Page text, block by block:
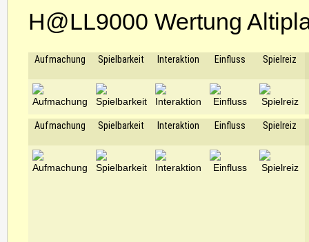
H@LL9000 Wertung
Aufmachung Spielbarkeit Interaktion Einfluss Spielreiz
Aufmachung Spielbarkeit Interaktion Einfluss Spielreiz